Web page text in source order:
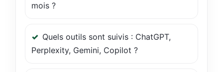
mois ?
Quels outils sont suivis : ChatGPT,
Perplexity, Gemini, Copilot ?